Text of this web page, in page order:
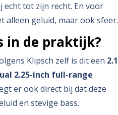
echt tot zijn recht. En voor
alleen geluid, maar ook sfeer.
in de praktijk?
Klipsch zelf is dit een 2.1
2.25-inch full-range
er ook direct bij dat deze
en stevige bass.